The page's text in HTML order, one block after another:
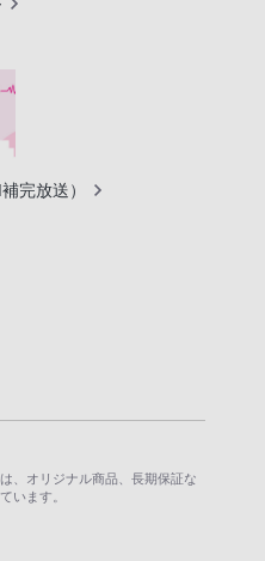
完放送）
、オリジナル商品、長期保証な
います。